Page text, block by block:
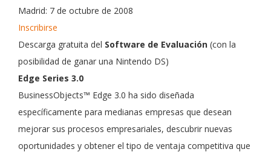
Madrid: 7 de octubre de 2008
Inscribirse
Descarga gratuita del Software de Evaluación (con la
posibilidad de ganar una Nintendo DS)
Edge Series 3.0
BusinessObjects™ Edge 3.0 ha sido diseñada
específicamente para medianas empresas que desean
mejorar sus procesos empresariales, descubrir nuevas
oportunidades y obtener el tipo de ventaja competitiva que